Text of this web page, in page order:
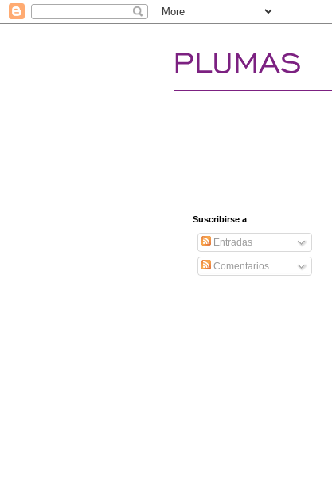
Suscribirse a
Entradas
Comentarios